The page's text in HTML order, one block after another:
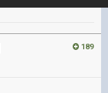
189